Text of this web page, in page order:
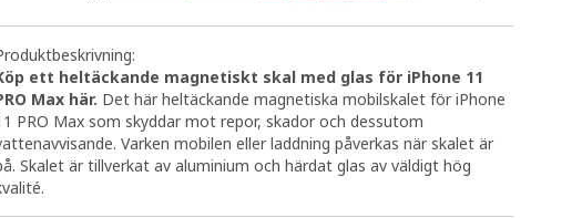
ett heltäckande magnetiskt skal med glas för iPhone 11
Max här. Det här heltäckande magnetiska mobilskalet för iPhone
PRO Max som skyddar mot repor, skador och dessutom
Varken mobilen eller laddning påverkas när skalet är
Skalet är tillverkat av aluminium och härdat glas av väldigt hög